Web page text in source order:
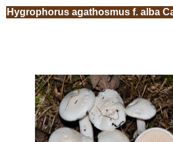
Hygrophorus agathosmus f. alba